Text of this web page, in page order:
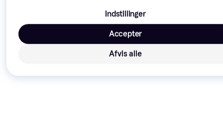
Indstillinger
Afvis alle
Accepter